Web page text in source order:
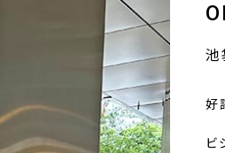
池
好
ビ